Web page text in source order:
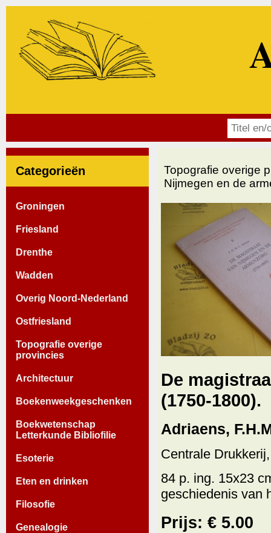
Categorieën
Groningen
Friesland
Drenthe
Wadden
Overig Noord-Nederland
Ostfriesland
Topografie overige
provincies
Architectuur
Boekenweekgeschenken
Boekwetenschap
Letterkunde Bibliofilie
Esoterie
Eten en drinken
Filosofie
Genealogie
Topografie overige
Nijmegen en de
De
(1750-1800).
Adriaens,
Centrale
84 p. ing. 15x23
geschiedenis van
Prijs: € 5.00